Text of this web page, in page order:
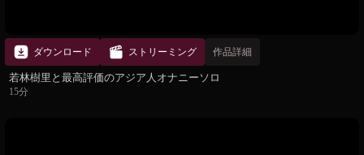
ダウンロード ストリーミング 作品詳細
若林樹里と最高評価のアジア人オナニーソロ
15分